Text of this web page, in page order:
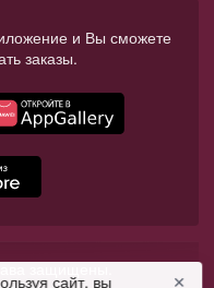
и Вы сможете
заказы.
защищены.
сайт, вы ✕